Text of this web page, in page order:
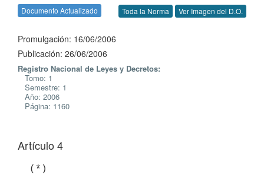
Documento Actualizado Toda la Norma Ver Imagen del D.O.
Promulgación: 16/06/2006
Publicación: 26/06/2006
Registro Nacional de Leyes y Decretos:
Tomo: 1
Semestre: 1
Año: 2006
Página: 1160
Artículo 4
  (*)